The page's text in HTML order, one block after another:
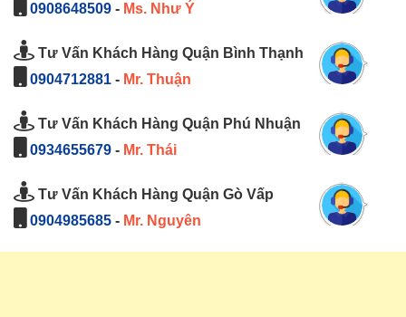
0908648509 - Ms. Như Ý
Tư Vấn Khách Hàng Quận Bình Thạnh
0904712881 - Mr. Thuận
Tư Vấn Khách Hàng Quận Phú Nhuận
0934655679 - Mr. Thái
Tư Vấn Khách Hàng Quận Gò Vấp
0904985685 - Mr. Nguyên